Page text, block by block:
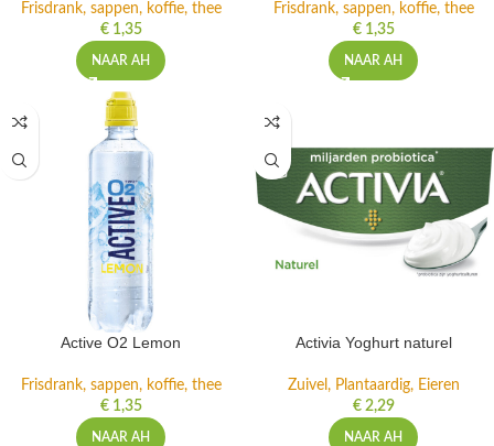
Frisdrank, sappen, koffie, thee
€1,35
NAAR AH
Frisdrank, sappen, koffie, thee
€1,35
NAAR AH
Active O2 Lemon
Frisdrank, sappen, koffie, thee
€1,35
NAAR AH
Activia Yoghurt naturel
Zuivel, Plantaardig, Eieren
€2,29
NAAR AH